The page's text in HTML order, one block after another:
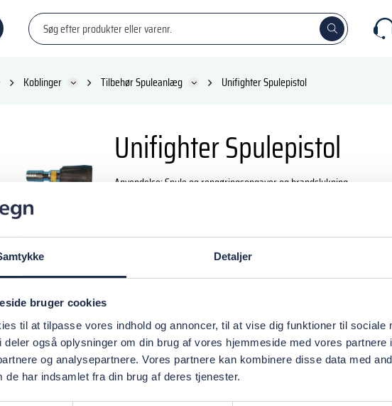
Detaljer
bruger cookies
til at tilpasse vores indhold og annoncer, til at vise dig funktioner til sociale
deler også oplysninger om din brug af vores hjemmeside med vores partnere
og analysepartnere. Vores partnere kan kombinere disse data med
de har indsamlet fra din brug af deres tjenester.
Koblinger Tilbehør Spuleanlæg Unifighter Spulepistol
Unifighter Spulepistol
Anvendelse: Spule og rengøringsopgaver og brandslukning.
UNIFIGHTER 7C 19MM studs
UNIFIGHTER 7C 25MM studs
504320318
KORT 7C, 3/4"udv.
504320350
LANG 10C, 1"udv.
504320353